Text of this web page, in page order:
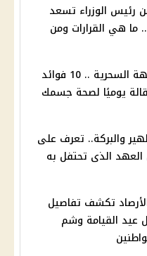
رئيس الوزراء تسعد
ما هي القرارات ومن
اكتشف سر الفاكهة السحرية .. 10 فوائد
يوميًا لصحة جسمك
والبركة.. تعرف على
الذى تحتفل به
تكشف تفاصيل
عيد القيامة وشم